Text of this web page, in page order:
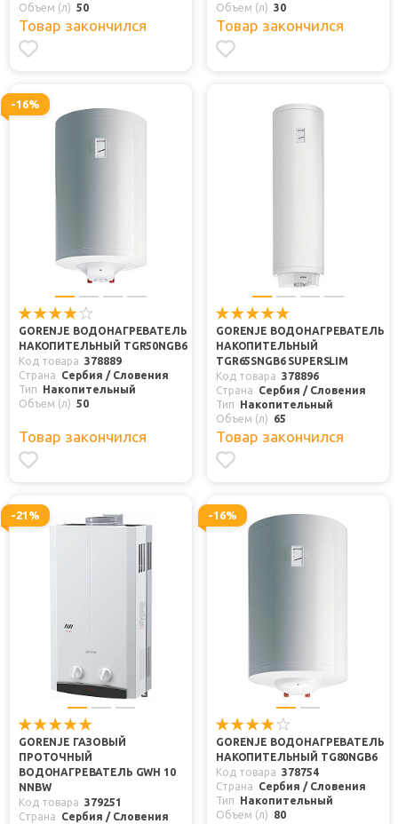
Объем (л) 50
Товар закончился
Объем (л) 30
Товар закончился
-16%
GORENJE ВОДОНАГРЕВАТЕЛЬ
НАКОПИТЕЛЬНЫЙ TGR50NGB6
Код товара 378889
Страна
Сербия / Словения
Тип
Накопительный
Объем (л) 50
Товар закончился
GORENJE ВОДОНАГРЕВАТЕЛЬ
НАКОПИТЕЛЬНЫЙ
TGR65SNGB6 SUPERSLIM
Код товара 378896
Страна
Сербия / Словения
Тип
Накопительный
Объем (л)
65
Товар закончился
-21%
GORENJE ГАЗОВЫЙ
ПРОТОЧНЫЙ
ВОДОНАГРЕВАТЕЛЬ GWH 10
NNBW
Код товара 379251
Страна
Сербия / Словения
-16%
GORENJE ВОДОНАГРЕВАТЕЛЬ
НАКОПИТЕЛЬНЫЙ TG80NGB6
Код товара 378754
Страна
Сербия / Словения
Тип
Накопительный
Объем (л)
80